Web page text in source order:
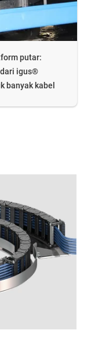
putar:
igus®
banyak kabel